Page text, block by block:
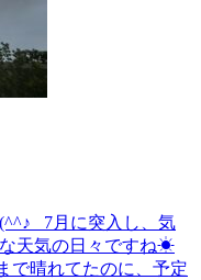
7月に突入し、気
天気の日々ですね☀
で晴れてたのに、予定